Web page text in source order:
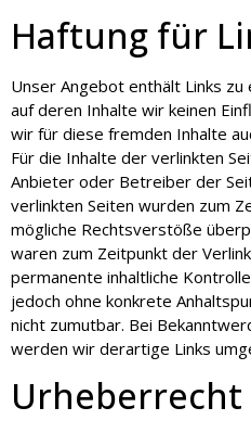
Haftung für
Unser Angebot enthält Links
auf deren Inhalte wir keinen
wir für diese fremden Inhalte
Für die Inhalte der verlinkten
Anbieter oder Betreiber der
verlinkten Seiten wurden zum
mögliche Rechtsverstöße
waren zum Zeitpunkt der
permanente inhaltliche
jedoch ohne konkrete
nicht zumutbar. Bei
werden wir derartige Links
Urheberrecht